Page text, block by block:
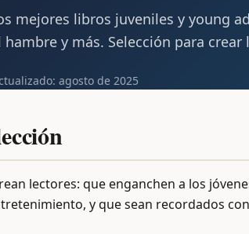
mejores libros juveniles y young
y más. Selección para
agosto de 2025
lectores: que enganchen a los
y que sean recordados